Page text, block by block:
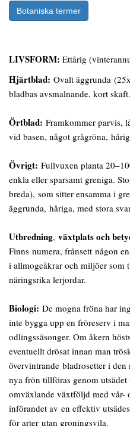
Botaniska termer
LIVSFORM: Ettårig
Hjärtblad: Ovalt äggrunda
bladbas avsmalnande, kort
Örtblad: Framkommer parvis,
vid basen, något grågröna,
Övrigt: Fullvuxen planta
enkla eller sparsamt greniga.
breda), som sitter ensamma i
äggrunda, håriga, med stora
Utbredning, växtplats och
Finns numera, frånsett någon
i allmogeåkrar och miljöer som
näringsrika lerjordar.
Biologi: De mogna fröna har
inte bygga upp en fröreserv i
odlingssäsonger. Om åkern
eventuellt drösat innan man
övervintrande bladrosetter i den
nya frön tillföras genom
omväxlande växtföljd med vår-
införandet av en effektiv
för arter utan groningsvila.